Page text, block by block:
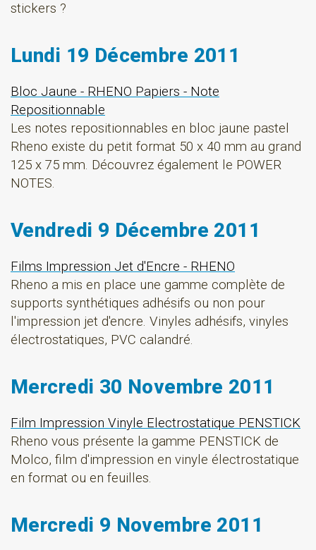
stickers ?
Lundi 19 Décembre 2011
Bloc Jaune - RHENO Papiers - Note
Repositionnable
Les notes repositionnables en bloc jaune pastel
Rheno existe du petit format 50 x 40 mm au grand
125 x 75 mm. Découvrez également le POWER
NOTES.
Vendredi 9 Décembre 2011
Films Impression Jet d'Encre - RHENO
Rheno a mis en place une gamme complète de
supports synthétiques adhésifs ou non pour
l'impression jet d'encre. Vinyles adhésifs, vinyles
électrostatiques, PVC calandré.
Mercredi 30 Novembre 2011
Film Impression Vinyle Electrostatique PENSTICK
Rheno vous présente la gamme PENSTICK de
Molco, film d'impression en vinyle électrostatique
en format ou en feuilles.
Mercredi 9 Novembre 2011